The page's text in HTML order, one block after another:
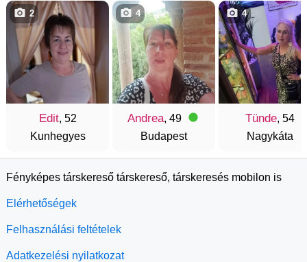
Edit, 52
Kunhegyes
2
Andrea, 49
Budapest
4
Tünde, 54
Nagykáta
4
Fényképes társkereső társkereső, társkeresés mobilon is
Elérhetőségek
Felhasználási feltételek
Adatkezelési nyilatkozat